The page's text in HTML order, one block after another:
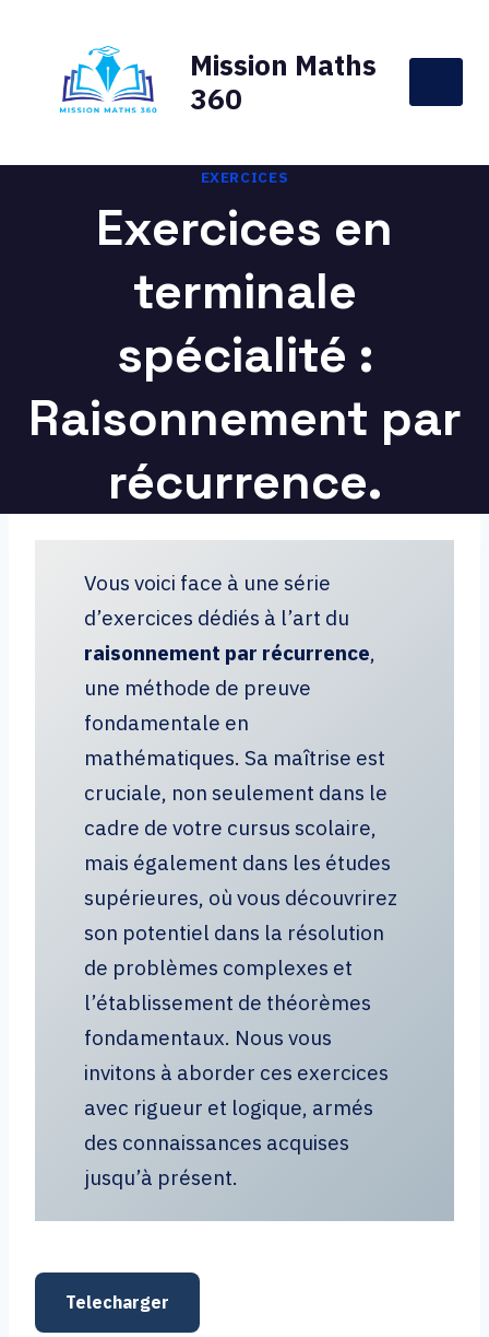
contenu
Mission Maths
360
EXERCICES
Exercices en
terminale
spécialité :
Raisonnement par
récurrence.
Vous voici face à une série
d’exercices dédiés à l’art du
raisonnement par récurrence,
une méthode de preuve
fondamentale en
mathématiques. Sa maîtrise est
cruciale, non seulement dans le
cadre de votre cursus scolaire,
mais également dans les études
supérieures, où vous découvrirez
son potentiel dans la résolution
de problèmes complexes et
l’établissement de théorèmes
fondamentaux. Nous vous
invitons à aborder ces exercices
avec rigueur et logique, armés
des connaissances acquises
jusqu’à présent.
Telecharger